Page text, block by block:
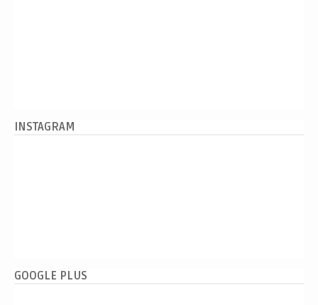
INSTAGRAM
GOOGLE PLUS